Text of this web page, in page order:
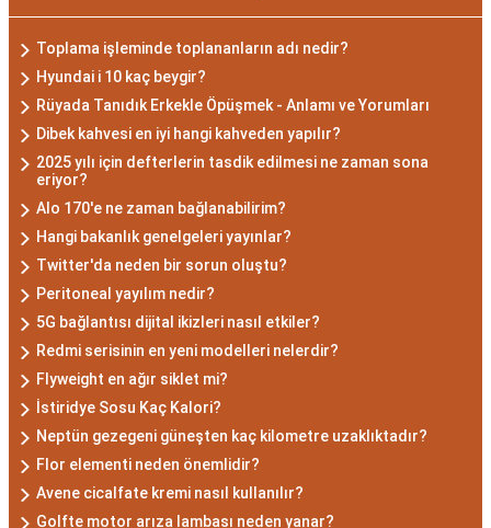
dönemde doğan bireyler genellikle gizemli ve derin
düşünce yapısına sahiptir. Akrep burcunun temel
özellikleri arasında kararlılık, cesaret ve tutku
bulunur. Akrepler, hedeflerine ulaşmak için
kararlılıkla çalışan bireylerdir. Aynı zamanda,
zekalarını ve keskin gözlem yeteneklerini
kullanarak çözüm odaklıdırlar.
Akrep Burcu Erkeği
Özellikleri: Güçlü ve
Karizmatik
Akrep burcu erkeği, genellikle güçlü bir karaktere
ve derin bir içsel güce sahiptir. Karizmatik ve
etkileyici kişilikleriyle dikkat çekerler. Akrep burcu
erkekleri, duygusal derinlikleri ve tutkulu
yaklaşımlarıyla ilişkilerde derin bağlar kurabilirler.
Ancak, bazen kıskançlık eğilimleri de
Toplama işleminde toplananların adı nedir?
Hyundai i 10 kaç beygir?
Rüyada Tanıdık Erkekle Öpüşmek - Anlamı ve Yorumları
Dibek kahvesi en iyi hangi kahveden yapılır?
2025 yılı için defterlerin tasdik edilmesi ne zaman sona
eriyor?
Alo 170'e ne zaman bağlanabilirim?
Hangi bakanlık genelgeleri yayınlar?
Twitter'da neden bir sorun oluştu?
Peritoneal yayılım nedir?
5G bağlantısı dijital ikizleri nasıl etkiler?
Redmi serisinin en yeni modelleri nelerdir?
Flyweight en ağır siklet mi?
İstiridye Sosu Kaç Kalori?
Neptün gezegeni güneşten kaç kilometre uzaklıktadır?
Flor elementi neden önemlidir?
Avene cicalfate kremi nasıl kullanılır?
Golfte motor arıza lambası neden yanar?